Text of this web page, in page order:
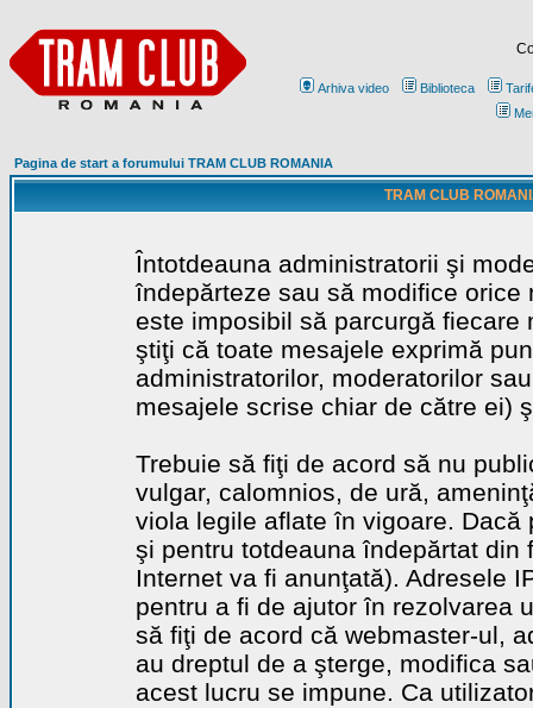
Arhiva video Biblioteca
Pagina de start a forumului TRAM CLUB ROMANIA
TRAM CLUB
Întotdeauna administratorii şi
îndepărteze sau să modifice
este imposibil să parcurgă
ştiţi că toate mesajele exprimă
administratorilor, moderatorilor
mesajele scrise chiar de către ei)
Trebuie să fiţi de acord să nu
vulgar, calomnios, de ură,
viola legile aflate în vigoare.
şi pentru totdeauna îndepărtat
Internet va fi anunţată). Adresele
pentru a fi de ajutor în rezolvarea
să fiţi de acord că webmaster-ul,
au dreptul de a şterge, modifica
acest lucru se impune. Ca